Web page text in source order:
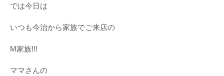
では今日は
いつも今治から家族でご来店の
M家族!!!
ママさんの